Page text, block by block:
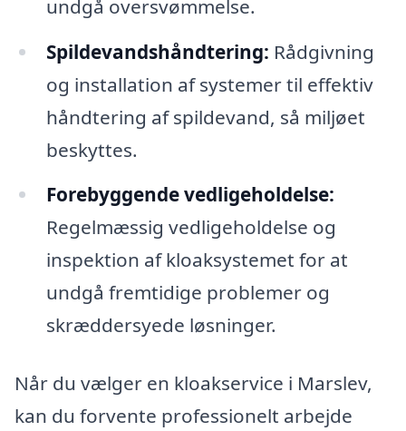
undgå oversvømmelse.
Spildevandshåndtering: Rådgivning
og installation af systemer til effektiv
håndtering af spildevand, så miljøet
beskyttes.
Forebyggende vedligeholdelse:
Regelmæssig vedligeholdelse og
inspektion af kloaksystemet for at
undgå fremtidige problemer og
skræddersyede løsninger.
Når du vælger en kloakservice i Marslev,
kan du forvente professionelt arbejde